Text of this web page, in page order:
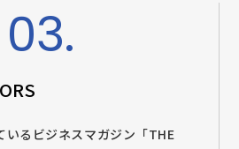
03.
るビジネスマガジン「THE